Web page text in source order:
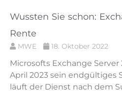
Wussten Sie schon:
Rente
MWE 18. Oktober 2022
Microsofts Exchange Server
April 2023 sein endgültiges
läuft der Dienst nach dem